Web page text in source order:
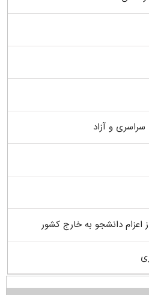
سراسری و آزاد
دانشجو به خارج کشور